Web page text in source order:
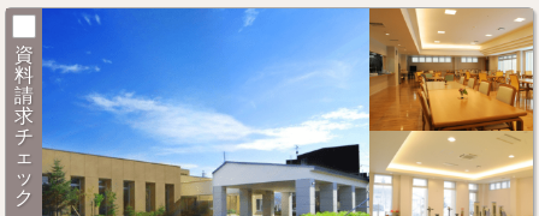
資
料
請
求
チ
ェ
ッ
ク